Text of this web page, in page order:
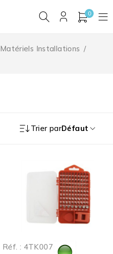
0
Matériels Installations /
Trier parDéfaut
Réf. : 4TK007